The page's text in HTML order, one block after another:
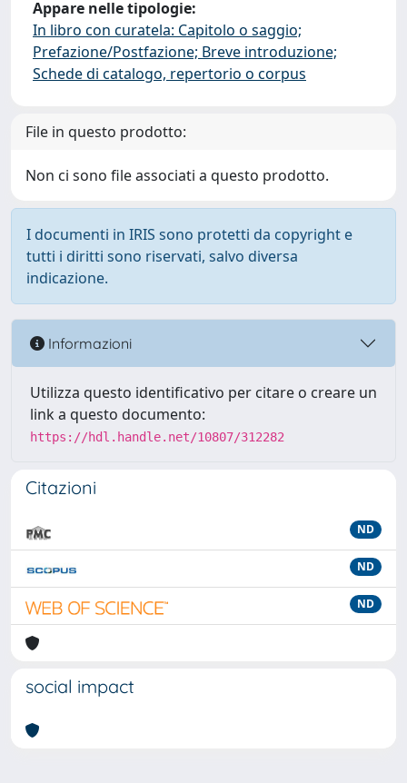
Appare nelle tipologie:
In libro con curatela: Capitolo o saggio;
Prefazione/Postfazione; Breve introduzione;
Schede di catalogo, repertorio o corpus
File in questo prodotto:
Non ci sono file associati a questo prodotto.
I documenti in IRIS sono protetti da copyright e
tutti i diritti sono riservati, salvo diversa
indicazione.
Informazioni
Utilizza questo identificativo per citare o creare un
link a questo documento:
https://hdl.handle.net/10807/312282
Citazioni
ND
ND
ND
social impact